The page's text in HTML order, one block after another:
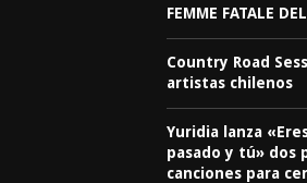
FEMME FATALE
Country Road
artistas chilenos
Yuridia lanza
pasado y tú» dos
canciones para